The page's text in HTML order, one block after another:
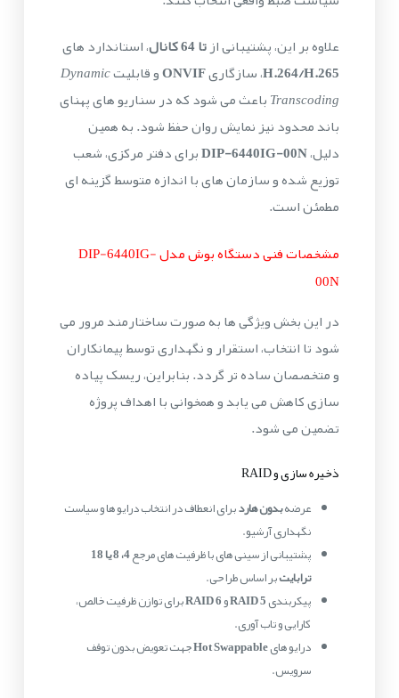
علاوه بر این، پشتیبانی ازتا 64 کانال
، استاندارد های
H.264/H.265، سازگاریONVIFو قابلیتDynamic
Transcodingباعث می شود که در سناریو های پهنای
باند محدود نیز نمایش روان حفظ شود. به همین
دلیل،DIP-6440IG-00Nبرای دفتر مرکزی، شعب
توزیع شده و سازمان های با اندازه متوسط گزینه ای
مطمئن است.
مشخصات فنی دستگاه بوش مدل DIP-6440IG-
00N
در این بخش ویژگی ها به صورت ساختارمند مرور می
شود تا انتخاب، استقرار و نگهداری توسط پیمانکاران
و متخصصان ساده تر گردد. بنابراین، ریسک پیاده
سازی کاهش می یابد و همخوانی با اهداف پروژه
تضمین می شود.
ذخیره سازی و RAID
عرضهبدون هاردبرای انعطاف در انتخاب درایو ها و سیاست
نگهداری آرشیو.
پشتیبانی از سینی های با ظرفیت های مرجع
4، 8 یا 18
ترابایتبر اساس طراحی.
پیکربندیRAID 5وRAID 6برای توازن ظرفیت خالص،
کارایی و تاب آوری.
درایو هایHot Swappableجهت تعویض بدون توقف
سرویس.